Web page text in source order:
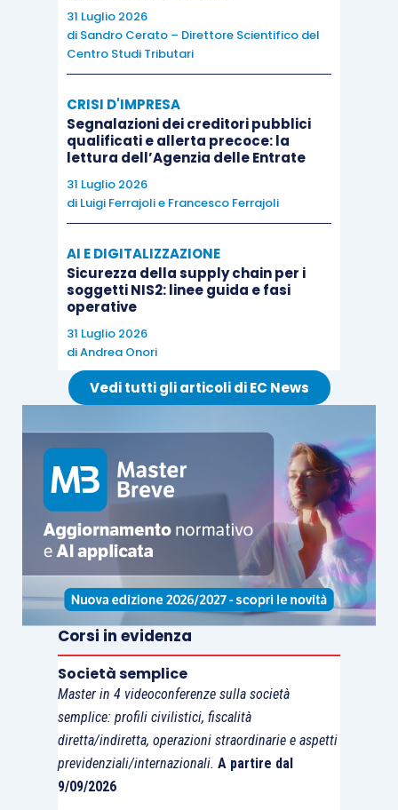
plusvalenze che costituiranno variazioni in
aumento dal 2017 in poi sconteranno infatti
Dal punto di vista civilistico, la minore imposta
corrente Ires derivante dalla rateizzazione delle
plusvalenze, comporta la
differiteper le quote di plusvalenza che saranno
riprese a tassazione negli esercizi successivi al
primo, durante i quali sarà stornata la
corrispondente parte del fondo imposte differite
precedentemente accantonato.
Ipotizzando che nel bilancio 2015 sia imputata
una plusvalenza da
cessione di un impianto
posseduto da più di tre anni pari a 400.000 € e
che l’impresa decide dirateizzarla in 5 esercizi
sarà pertanto necessario stanziare le seguenti
imposte differite:
2016 : 80.000*27,5% = 22.000 €;
2017-2019: (80.000 * 3)*24% = 57.600 €.
per un totale di79.600€, a fronte di una minor
Ires corrente, rispetto alla plusvalenza imputata a
bilancio per competenza, pari a 88.000 €.
È solo il caso di ricordare che per le quote di
plusvalenza di cui si è decisa la rateizzazione
negli esercizi precedenti il 2015, sarà necessario
adeguare il fondo imposte differite
31 Luglio 2026
di Sandro Cerato – Direttore Scientifico del
Centro Studi Tributari
CRISI D'IMPRESA
Segnalazioni dei creditori pubblici
qualificati e allerta precoce: la
lettura dell’Agenzia delle Entrate
31 Luglio 2026
di Luigi Ferrajolie Francesco Ferrajoli
AI E DIGITALIZZAZIONE
Sicurezza della supply chain per i
soggetti NIS2: linee guida e fasi
operative
31 Luglio 2026
diAndrea Onori
Vedi tutti gli articoli di EC News
Corsi in evidenza
Società semplice
Master in 4 videoconferenze sulla società
semplice: profili civilistici, fiscalità
diretta/indiretta, operazioni straordinarie e aspetti
previdenziali/internazionali. A partire dal
9/09/2026